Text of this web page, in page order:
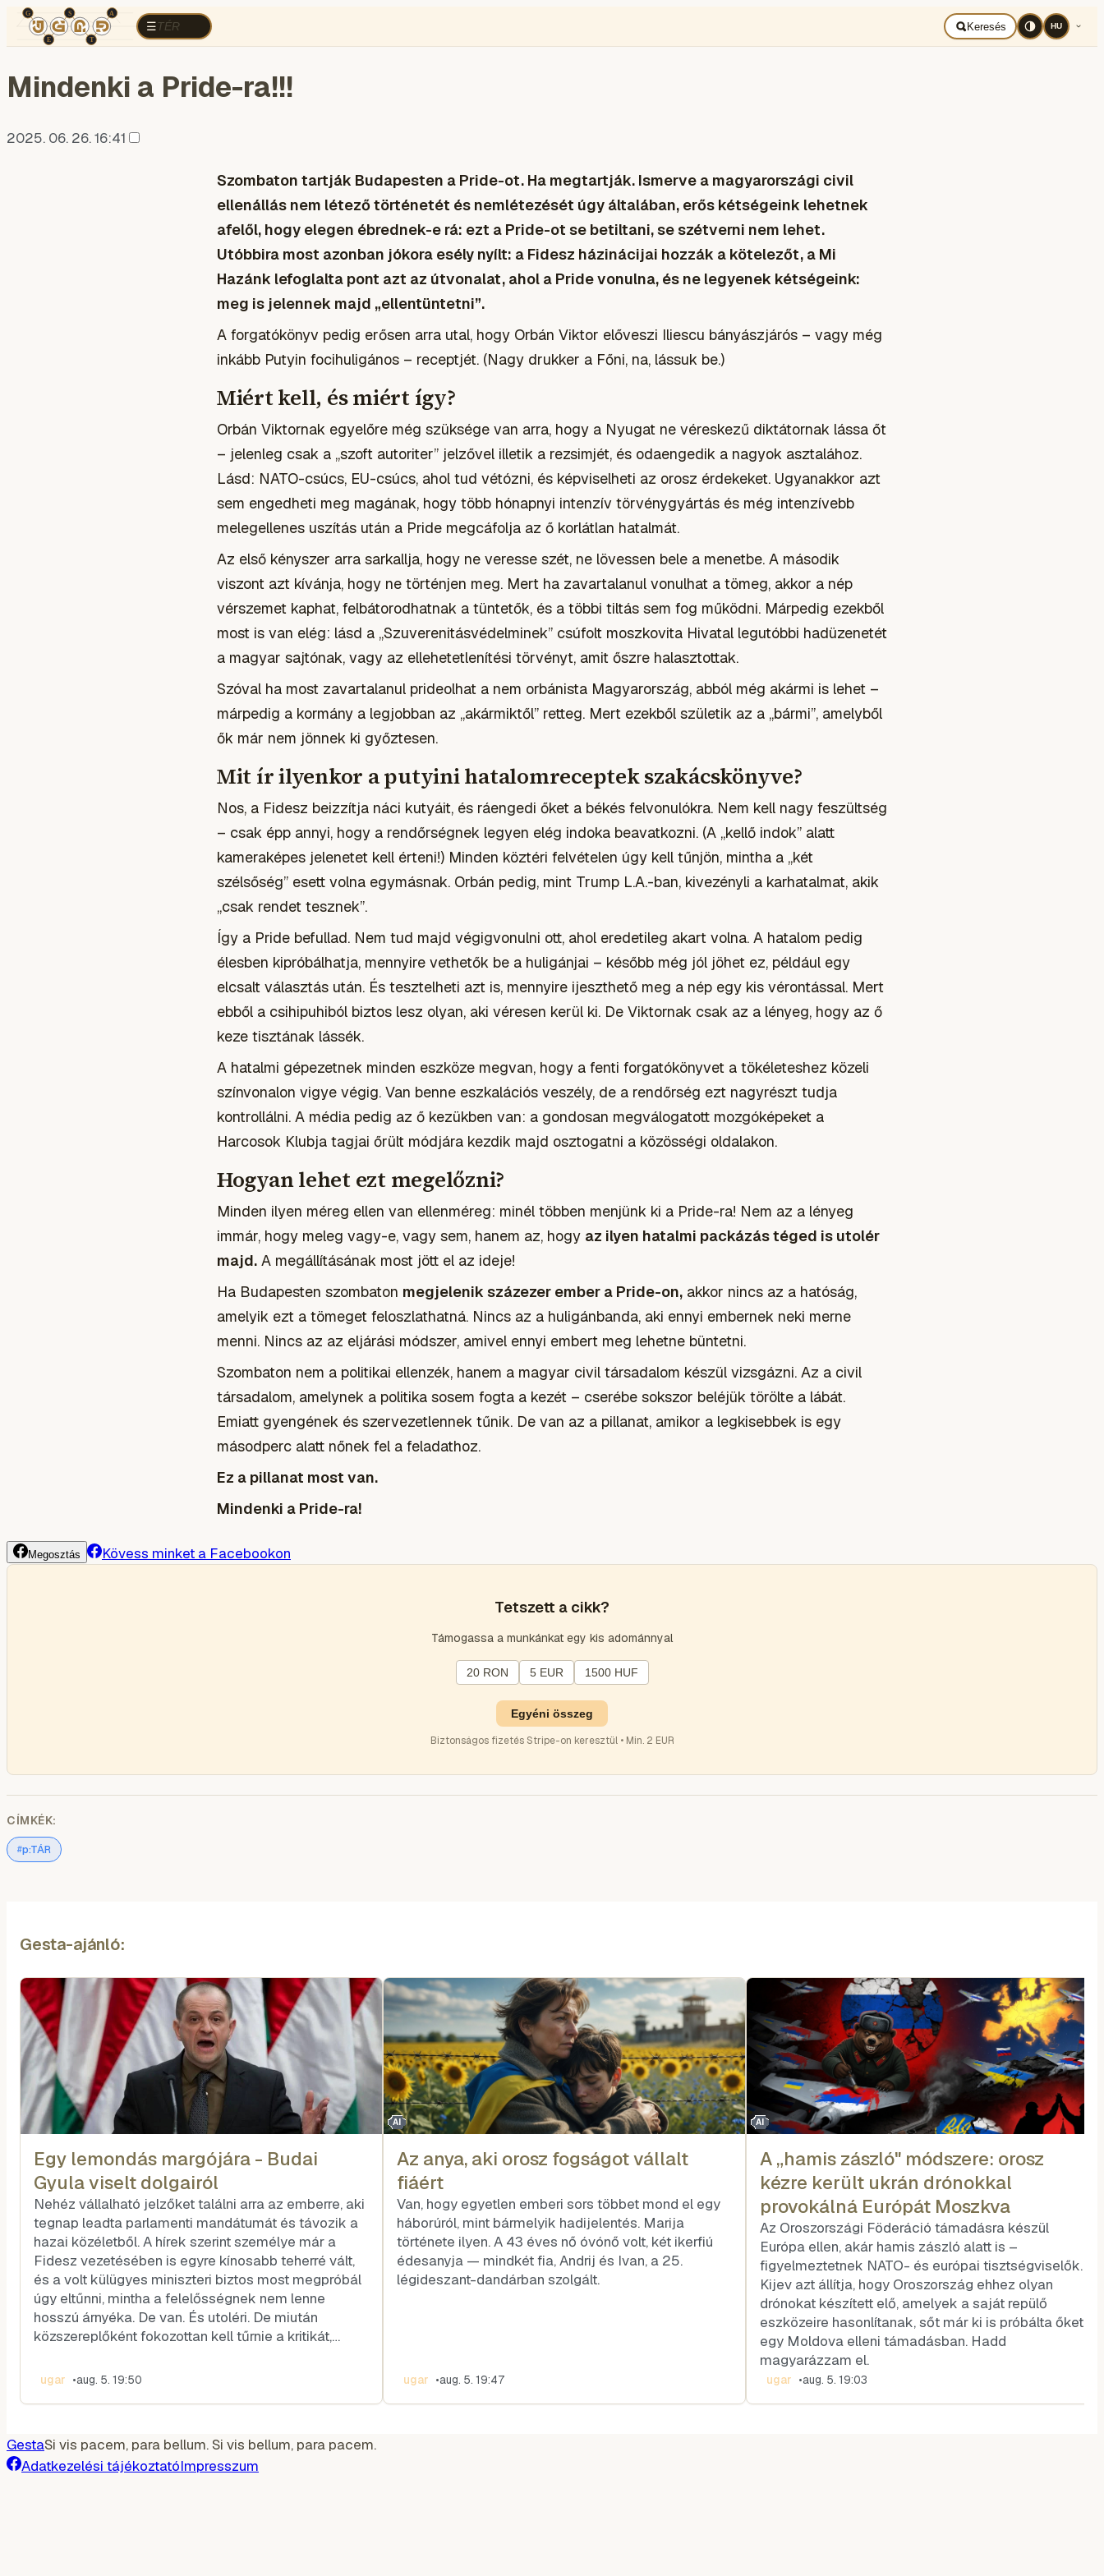
☰TÉR
TÉRELEMZÉS Keresés HU
Mindenki a Pride-ra!!!
2025. 06. 26. 16:41
Szombaton tartják Budapesten a Pride-ot. Ha megtartják. Ismerve a magyarországi civil
ellenállás nem létező történetét és nemlétezését úgy általában, erős kétségeink lehetnek
afelől, hogy elegen ébrednek-e rá: ezt a Pride-ot se betiltani, se szétverni nem lehet.
Utóbbira most azonban jókora esély nyílt: a Fidesz házinácijai hozzák a kötelezőt, a Mi
Hazánk lefoglalta pont azt az útvonalat, ahol a Pride vonulna, és ne legyenek kétségeink:
meg is jelennek majd „ellentüntetni”.
A forgatókönyv pedig erősen arra utal, hogy Orbán Viktor előveszi Iliescu bányászjárós – vagy még
inkább Putyin focihuligános – receptjét. (Nagy drukker a Főni, na, lássuk be.)
Miért kell, és miért így?
Orbán Viktornak egyelőre még szüksége van arra, hogy a Nyugat ne véreskezű diktátornak lássa őt
– jelenleg csak a „szoft autoriter” jelzővel illetik a rezsimjét, és odaengedik a nagyok asztalához.
Lásd: NATO-csúcs, EU-csúcs, ahol tud vétózni, és képviselheti az orosz érdekeket. Ugyanakkor azt
sem engedheti meg magának, hogy több hónapnyi intenzív törvénygyártás és még intenzívebb
melegellenes uszítás után a Pride megcáfolja az ő korlátlan hatalmát.
Az első kényszer arra sarkallja, hogy ne veresse szét, ne lövessen bele a menetbe. A második
viszont azt kívánja, hogy ne történjen meg. Mert ha zavartalanul vonulhat a tömeg, akkor a nép
vérszemet kaphat, felbátorodhatnak a tüntetők, és a többi tiltás sem fog működni. Márpedig ezekből
most is van elég: lásd a „Szuverenitásvédelminek” csúfolt moszkovita Hivatal legutóbbi hadüzenetét
a magyar sajtónak, vagy az ellehetetlenítési törvényt, amit őszre halasztottak.
Szóval ha most zavartalanul prideolhat a nem orbánista Magyarország, abból még akármi is lehet –
márpedig a kormány a legjobban az „akármiktől” retteg. Mert ezekből születik az a „bármi”, amelyből
ők már nem jönnek ki győztesen.
Mit ír ilyenkor a putyini hatalomreceptek szakácskönyve?
Nos, a Fidesz beizzítja náci kutyáit, és ráengedi őket a békés felvonulókra. Nem kell nagy feszültség
– csak épp annyi, hogy a rendőrségnek legyen elég indoka beavatkozni. (A „kellő indok” alatt
kameraképes jelenetet kell érteni!) Minden köztéri felvételen úgy kell tűnjön, mintha a „két
szélsőség” esett volna egymásnak. Orbán pedig, mint Trump L.A.-ban, kivezényli a karhatalmat, akik
„csak rendet tesznek”.
Így a Pride befullad. Nem tud majd végigvonulni ott, ahol eredetileg akart volna. A hatalom pedig
élesben kipróbálhatja, mennyire vethetők be a huligánjai – később még jól jöhet ez, például egy
elcsalt választás után. És tesztelheti azt is, mennyire ijeszthető meg a nép egy kis vérontással. Mert
ebből a csihipuhiból biztos lesz olyan, aki véresen kerül ki. De Viktornak csak az a lényeg, hogy az ő
keze tisztának lássék.
A hatalmi gépezetnek minden eszköze megvan, hogy a fenti forgatókönyvet a tökéleteshez közeli
színvonalon vigye végig. Van benne eszkalációs veszély, de a rendőrség ezt nagyrészt tudja
kontrollálni. A média pedig az ő kezükben van: a gondosan megválogatott mozgóképeket a
Harcosok Klubja tagjai őrült módjára kezdik majd osztogatni a közösségi oldalakon.
Hogyan lehet ezt megelőzni?
Minden ilyen méreg ellen van ellenméreg: minél többen menjünk ki a Pride-ra! Nem az a lényeg
immár, hogy meleg vagy-e, vagy sem, hanem az, hogy az ilyen hatalmi packázás téged is utolér
majd. A megállításának most jött el az ideje!
Ha Budapesten szombaton megjelenik százezer ember a Pride-on, akkor nincs az a hatóság,
amelyik ezt a tömeget feloszlathatná. Nincs az a huligánbanda, aki ennyi embernek neki merne
menni. Nincs az az eljárási módszer, amivel ennyi embert meg lehetne büntetni.
Szombaton nem a politikai ellenzék, hanem a magyar civil társadalom készül vizsgázni. Az a civil
társadalom, amelynek a politika sosem fogta a kezét – cserébe sokszor beléjük törölte a lábát.
Emiatt gyengének és szervezetlennek tűnik. De van az a pillanat, amikor a legkisebbek is egy
másodperc alatt nőnek fel a feladathoz.
Ez a pillanat most van.
Mindenki a Pride-ra!
Megosztás Kövess minket a Facebookon
Tetszett a cikk?
Támogassa a munkánkat egy kis adománnyal
20 RON 5 EUR 1500 HUF
Egyéni összeg
Biztonságos fizetés Stripe-on keresztül • Min. 2 EUR
CÍMKÉK:
#p:TÁR
Gesta-ajánló:
Egy lemondás margójára - Budai
Gyula viselt dolgairól
Nehéz vállalható jelzőket találni arra az emberre, aki
tegnap leadta parlamenti mandátumát és távozik a
hazai közéletből. A hírek szerint személye már a
Fidesz vezetésében is egyre kínosabb teherré vált,
és a volt külügyes miniszteri biztos most megpróbál
úgy eltűnni, mintha a felelősségnek nem lenne
hosszú árnyéka. De van. És utoléri. De miután
közszereplőként fokozottan kell tűrnie a kritikát,…
ugar •aug. 5. 19:50
AI
Az anya, aki orosz fogságot vállalt
fiáért
Van, hogy egyetlen emberi sors többet mond el egy
háborúról, mint bármelyik hadijelentés. Marija
története ilyen. A 43 éves nő óvónő volt, két ikerfiú
édesanyja — mindkét fia, Andrij és Ivan, a 25.
légideszant-dandárban szolgált.
ugar •aug. 5. 19:47
AI
A „hamis zászló" módszere: orosz
kézre került ukrán drónokkal
provokálná Európát Moszkva
Az Oroszországi Föderáció támadásra készül
Európa ellen, akár hamis zászló alatt is –
figyelmeztetnek NATO- és európai tisztségviselők.
Kijev azt állítja, hogy Oroszország ehhez olyan
drónokat készített elő, amelyek a saját repülő
eszközeire hasonlítanak, sőt már ki is próbálta őket
egy Moldova elleni támadásban. Hadd
magyarázzam el.
ugar •aug. 5. 19:03
GestaSi vis pacem, para bellum. Si vis bellum, para pacem.
Adatkezelési tájékoztatóImpresszum